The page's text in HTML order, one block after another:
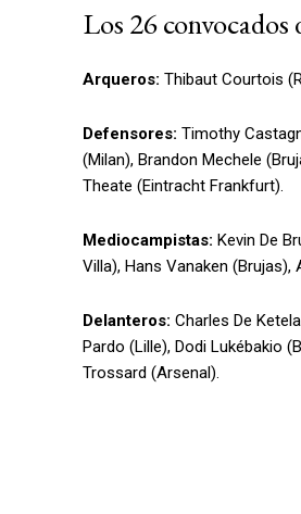
Los 26
Arqueros: Thibaut Courtois
Defensores: Timothy
(Milan), Brandon Mechele
Theate (Eintracht Frankfurt).
Mediocampistas: Kevin De
Villa), Hans Vanaken (Brujas),
Delanteros: Charles De
Pardo (Lille), Dodi Lukébakio
Trossard (Arsenal).